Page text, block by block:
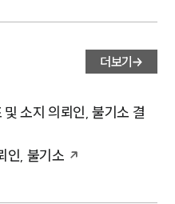
더보기
소지 의뢰인, 불기소 결
인, 불기소